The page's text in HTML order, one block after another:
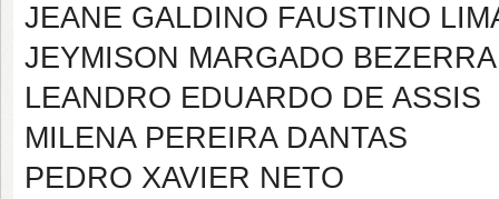
JEANE GALDINO FAUSTINO
JEYMISON MARGADO BEZERRA
LEANDRO EDUARDO DE ASSIS
MILENA PEREIRA DANTAS
PEDRO XAVIER NETO